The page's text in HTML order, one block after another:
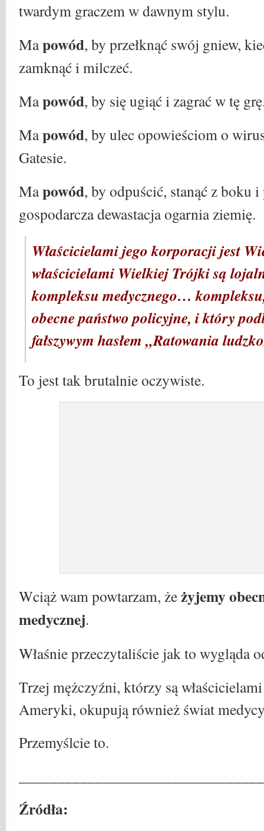
twardym graczem w dawnym stylu.
Mapowód, by przełknąć swój gniew,
zamknąć i milczeć.
Mapowód, by się ugiąć i zagrać w tę
Mapowód, by ulec opowieściom o
Gatesie.
Mapowód, by odpuścić, stanąć z boku
gospodarcza dewastacja ogarnia ziemię.
Właścicielami jego korporacji jest
właścicielami Wielkiej Trójki są
kompleksu medycznego…
obecne państwo policyjne, i który
fałszywym hasłem „Ratowania
To jest tak brutalnie oczywiste.
Wciąż wam powtarzam, żeżyjemy
medycznej.
Właśnie przeczytaliście jak to wygląda
Trzej mężczyźni, którzy są
Ameryki, okupują również świat
Przemyślcie to.
Źródła: